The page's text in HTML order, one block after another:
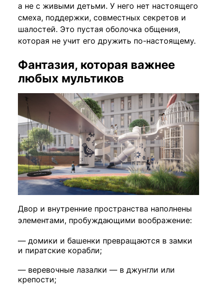
а не с живыми детьми. У него нет настоящего
смеха, поддержки, совместных секретов и
шалостей. Это пустая оболочка общения,
которая не учит его дружить по-настоящему.
Фантазия, которая важнее
любых мультиков
Двор и внутренние пространства наполнены
элементами, пробуждающими воображение:
—домики и башенки превращаются в замки
и пиратские корабли;
— веревочные лазалки — в джунгли или
крепости;